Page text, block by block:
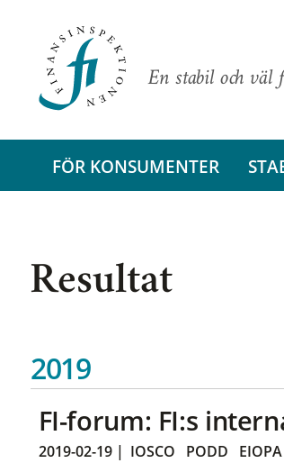
En stabil och väl
FÖR KONSUMENTER
Resultat
2019
FI-forum: FI:s
2019-02-19| IOSCO PODD EIOPA